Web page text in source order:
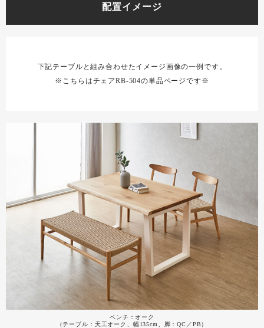
配置イメージ
下記テーブルと組み合わせたイメージ画像の一例です。
※こちらはチェアRB-504の単品ページです※
ベンチ：オーク
（テーブル：天工オーク、幅135cm、脚：QC／PB）